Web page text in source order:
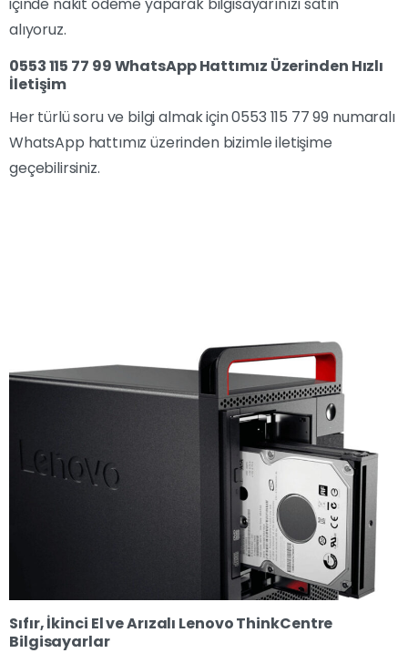
alıyoruz.
0553 115 77 99 WhatsApp Hattımız Üzerinden Hızlı
İletişim
Her türlü soru ve bilgi almak için 0553 115 77 99 numaralı
WhatsApp hattımız üzerinden bizimle iletişime
geçebilirsiniz.
Sıfır, İkinci El ve Arızalı Lenovo ThinkCentre
Bilgisayarlar